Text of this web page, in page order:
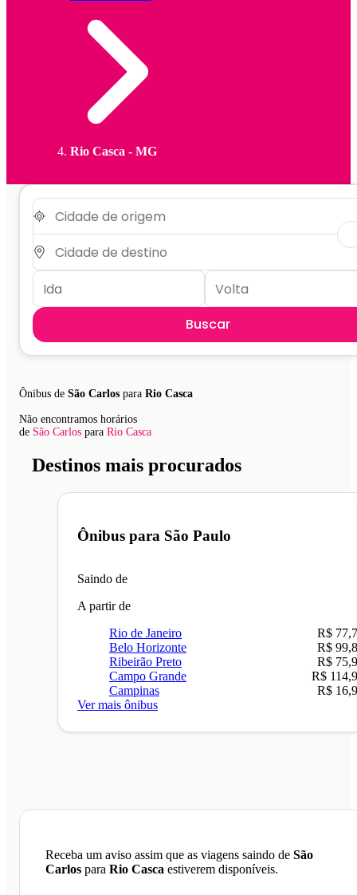
Rio Casca - MG
Buscar
Ônibus de São Carlos para Rio Casca
Não encontramos horários
de São Carlos para Rio Casca
Destinos mais procurados
Ônibus para São Paulo
Saindo de
A partir de
Rio de Janeiro
R$
Belo Horizonte
R$
Ribeirão Preto
R$
Campo Grande
R$
Campinas
R$
Ver mais ônibus
Receba um aviso assim que as viagens saindo de São
Carlos para Rio Casca estiverem disponíveis.